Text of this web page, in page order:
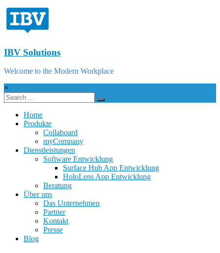
IBV Solutions
Welcome to the Modern Workplace
×
Home
Produkte
Collaboard
myCompany
Dienstleistungen
Software Entwicklung
Surface Hub App Entwicklung
HoloLens App Entwicklung
Beratung
Über uns
Das Unternehmen
Partner
Kontakt
Presse
Blog